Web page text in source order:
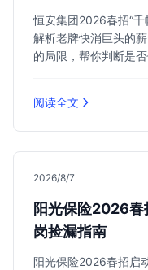
恒安集团2026春招“
解析老牌快消巨头的
的局限，帮你判断是否
阅读全文
2026/8/7
阳光保险2026春
岗捡漏指南
阳光保险2026春招启